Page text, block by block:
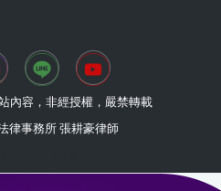
內容，非經授權，嚴禁轉載
律事務所 張耕豪律師